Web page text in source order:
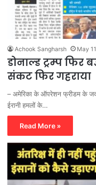
Achook Sangharsh May
डोनाल्ड ट्रम्प फिर
संकट फिर गहराया
– अमेरिका के ऑपरेशन फ्रीडम के
ईरानी हमलों के…
Read More »